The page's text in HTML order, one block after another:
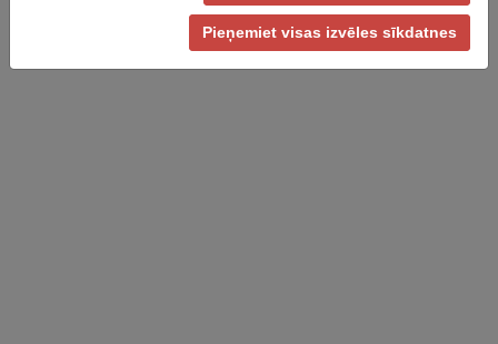
Pieņemiet visas izvēles sīkdatnes